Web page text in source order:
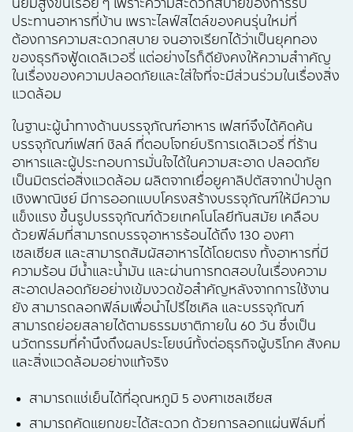
นิยมสูงขึ้นเรื่อย ๆ เพราะความสะดวกสบายของการรับ
ประทานอาหารที่บ้าน เพราะไลฟ์สไตล์ของคนรุ่นใหม่ที่
ต้องการความสะดวกสบาย จนอาจเรียกได้ว่าเป็นยุคทอง
ของธุรกิจฟู้ดเดลิเวอรี่ แต่อย่างไรก็ดียังคงให้ความสำาคัญ
ในเรื่องของความปลอดภัยและใส่ใจที่จะมีส่วนร่วมในเรื่องสิ่ง
แวดล้อม
ในฐานะผู้นำทางด้านบรรจุภัณฑ์อาหาร เฟสท์จึงได้คิดค้น
บรรจุภัณฑ์เฟสท์ ชิลล์ ที่ตอบโจทย์บริการเดลิเวอรี่ ที่ร้าน
อาหารและผู้ประกอบการมั่นใจได้ในความสะอาด ปลอดภัย
เป็นมิตรต่อสิ่งแวดล้อม ผลิตจากเยื่อยูคาลิปตัสจากป่าปลูก
เชิงพาณิชย์ มีการออกแบบโครงสร้างบรรจุภัณฑ์ให้มีความ
แข็งแรง ขึ้นรูปบรรจุภัณฑ์ด้วยเทคโนโลยีทันสมัย เคลือบ
ด้วยฟิล์มที่สามารถบรรจุอาหารร้อนได้ถึง 130 องศา
เซลเซียส และสามารถสัมผัสอาหารได้โดยตรง ทั้งอาหารที่มี
ความร้อน มีน้ำและน้ำมัน และผ่านการทดสอบในเรื่องความ
สะอาดปลอดภัยอย่างเข้มงวดข้อสำคัญหลังจากการใช้งาน
ยัง สามารถลอกฟิล์มเพื่อนำไปรีไซเคิล และบรรจุภัณฑ์
สามารถย่อยสลายได้ตามธรรมชาติภายใน 60 วัน ซึ่งเป็น
นวัตกรรมที่คำนึงถึงผลประโยชน์ทั้งต่อธุรกิจผู้บริโภค สังคม
และสิ่งแวดล้อมอย่างแท้จริง
สามารถแช่เย็นได้ที่อุณหภูมิ 5 องศาเซลเซียส
สามารถคัดแยกขยะได้สะดวก ด้วยการลอกแผ่นฟิล์มที่